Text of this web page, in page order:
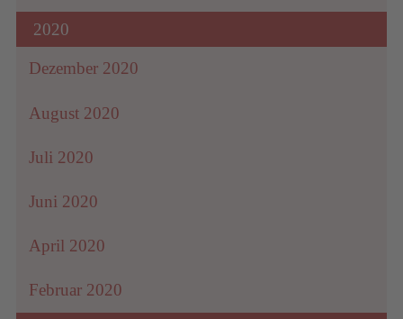
2020
Dezember 2020
August 2020
Juli 2020
Juni 2020
April 2020
Februar 2020